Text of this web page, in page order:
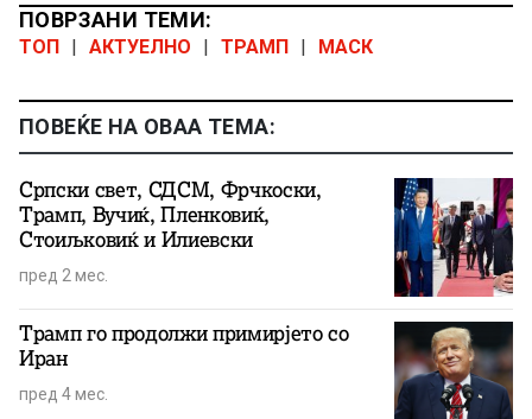
ПОВРЗАНИ ТЕМИ:
ТОП | АКТУЕЛНО | ТРАМП | МАСК
ПОВЕЌЕ НА ОВАА ТЕМА:
Српски свет, СДСМ, Фрчкоски,
Трамп, Вучиќ, Пленковиќ,
Стоиљковиќ и Илиевски
пред 2 мес.
Трамп го продолжи примирјето со
Иран
пред 4 мес.